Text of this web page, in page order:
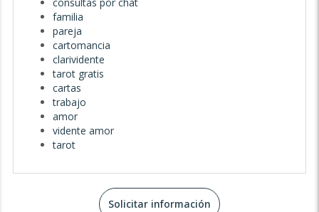
consultas por chat
familia
pareja
cartomancia
clarividente
tarot gratis
cartas
trabajo
amor
vidente amor
tarot
Solicitar información